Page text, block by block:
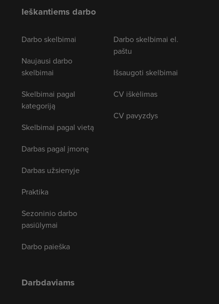
Ieškantiems darbo
Darbo skelbimai
Naujausi darbo
skelbimai
Skelbimai pagal
kategoriją
Skelbimai pagal vietą
Darbas pagal įmonę
Darbas užsienyje
Praktika
Sezoninio darbo
pasiūlymai
Darbo paieška
Darbo skelbimai el.
paštu
Išsaugoti skelbimai
CV iškėlimas
CV pavyzdys
Darbdaviams